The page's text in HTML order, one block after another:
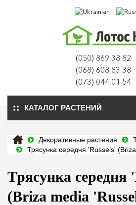
(050) 869 38 82
(068) 608 83 38
(073) 044 01 54
КАТАЛОГ РАСТЕНИЙ
Декоративные растения
Трясунка середня 'Russels'
Трясунка середня
(Briza media